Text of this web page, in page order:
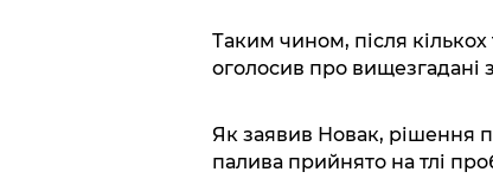
Таким чином, після
оголосив про вищезгадані
Як заявив Новак, рішення
палива прийнято на тлі